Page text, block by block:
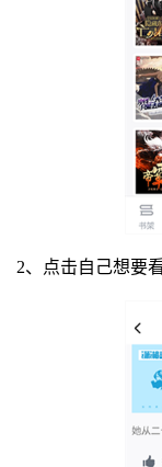
2、点击自己想要